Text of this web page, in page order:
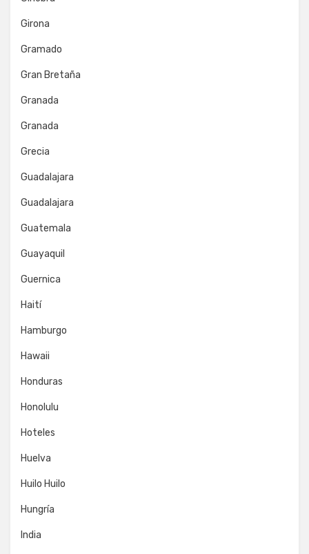
Girona
Gramado
Gran Bretaña
Granada
Granada
Grecia
Guadalajara
Guadalajara
Guatemala
Guayaquil
Guernica
Haití
Hamburgo
Hawaii
Honduras
Honolulu
Hoteles
Huelva
Huilo Huilo
Hungría
India